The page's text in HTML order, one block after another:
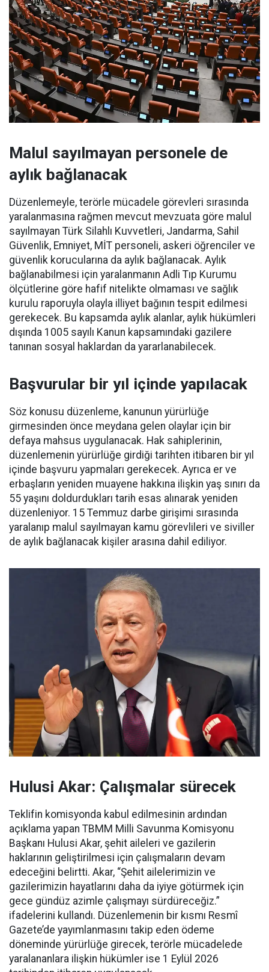
Malul sayılmayan personele de
aylık bağlanacak
Düzenlemeyle, terörle mücadele görevleri sırasında
yaralanmasına rağmen mevcut mevzuata göre malul
sayılmayan Türk Silahlı Kuvvetleri, Jandarma, Sahil
Güvenlik, Emniyet, MİT personeli, askeri öğrenciler ve
güvenlik korucularına da aylık bağlanacak. Aylık
bağlanabilmesi için yaralanmanın Adli Tıp Kurumu
ölçütlerine göre hafif nitelikte olmaması ve sağlık
kurulu raporuyla olayla illiyet bağının tespit edilmesi
gerekecek. Bu kapsamda aylık alanlar, aylık hükümleri
dışında 1005 sayılı Kanun kapsamındaki gazilere
tanınan sosyal haklardan da yararlanabilecek.
Başvurular bir yıl içinde yapılacak
Söz konusu düzenleme, kanunun yürürlüğe
girmesinden önce meydana gelen olaylar için bir
defaya mahsus uygulanacak. Hak sahiplerinin,
düzenlemenin yürürlüğe girdiği tarihten itibaren bir yıl
içinde başvuru yapmaları gerekecek. Ayrıca er ve
erbaşların yeniden muayene hakkına ilişkin yaş sınırı da
55 yaşını doldurdukları tarih esas alınarak yeniden
düzenleniyor. 15 Temmuz darbe girişimi sırasında
yaralanıp malul sayılmayan kamu görevlileri ve siviller
de aylık bağlanacak kişiler arasına dahil ediliyor.
Hulusi Akar: Çalışmalar sürecek
Teklifin komisyonda kabul edilmesinin ardından
açıklama yapan TBMM Milli Savunma Komisyonu
Başkanı Hulusi Akar, şehit aileleri ve gazilerin
haklarının geliştirilmesi için çalışmaların devam
edeceğini belirtti. Akar, “Şehit ailelerimizin ve
gazilerimizin hayatlarını daha da iyiye götürmek için
gece gündüz azimle çalışmayı sürdüreceğiz.”
ifadelerini kullandı. Düzenlemenin bir kısmı Resmî
Gazete’de yayımlanmasını takip eden ödeme
döneminde yürürlüğe girecek, terörle mücadelede
yaralananlara ilişkin hükümler ise 1 Eylül 2026